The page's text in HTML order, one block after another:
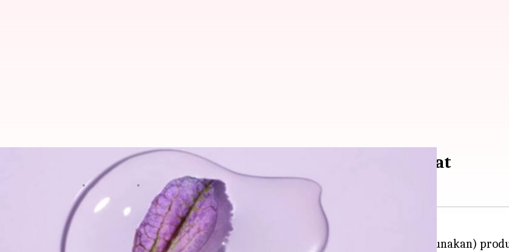
Bakuchiol: Sumber retinol nabati untuk kulit yang sehat
Apr 05, 2023 11:36 am
Apa ceritanya
Jika Anda seorang ahli perawatan kulit, Anda pasti pernah mendengar (dan menggunakan)